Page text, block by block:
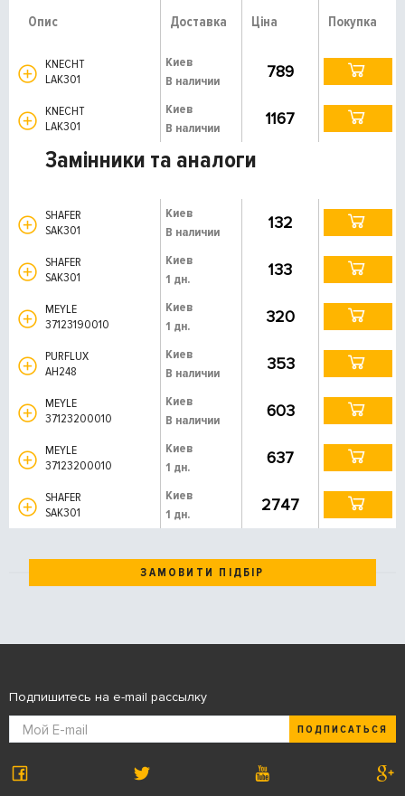
Опис Доставка Ціна Покупка
KNECHT
LAK301
Киев
В наличии
789
KNECHT
LAK301
Киев
В наличии
1167
Замінники та аналоги
SHAFER
SAK301
Киев
В наличии
132
SHAFER
SAK301
Киев
1 дн.
133
MEYLE
37123190010
Киев
1 дн.
320
PURFLUX
AH248
Киев
В наличии
353
MEYLE
37123200010
Киев
В наличии
603
MEYLE
37123200010
Киев
1 дн.
637
SHAFER
SAK301
Киев
1 дн.
2747
ЗАМОВИТИ ПІДБІР
Подпишитесь на e-mail рассылку
ПОДПИСАТЬСЯ